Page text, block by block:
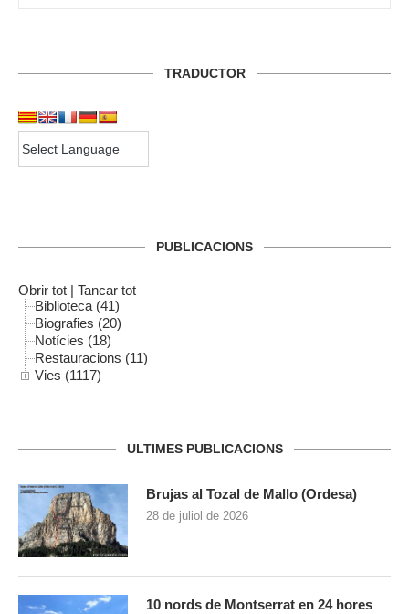
TRADUCTOR
PUBLICACIONS
Obrir tot | Tancar tot
Biblioteca (41)
Biografies (20)
Notícies (18)
Restauracions (11)
Vies (1117)
ULTIMES PUBLICACIONS
Brujas al Tozal de Mallo (Ordesa)
28 de juliol de 2026
10 nords de Montserrat en 24 hores